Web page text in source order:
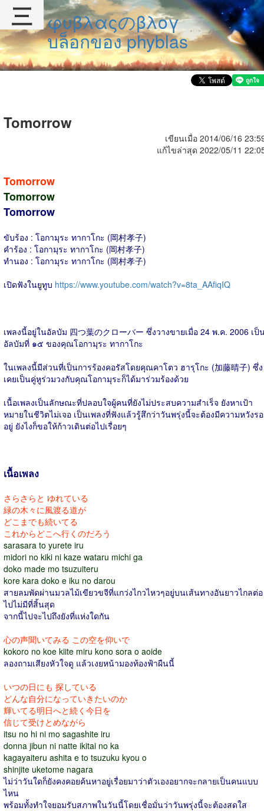
φυβλαςのβλογ
บล็อกของ phyblas
Tomorrow
เขียนเมื่อ 2014/06/16
แก้ไขล่าสุด 2022/05/11
Tomorrow
Tomorrow
Tomorrow
ขับร้อง : โอกามุระ ทากาโกะ (岡村孝子)
คำร้อง : โอกามุระ ทากาโกะ (岡村孝子)
ทำนอง : โอกามุระ ทากาโกะ (岡村孝子)
เปิดฟังในยูทูบ https://www.youtube.com/watch?v=8ta_AAfiqIQ
เพลงนี้อยู่ในอัลบัม 四つ葉のクローバー ซึ่งวางขายเมื่อ 24 พ.ค. 2006 เป็
อัลบัมที่ ๑๕ ของคุณโอกามุระ ทากาโกะ
ในเพลงนี้มีส่วนที่เป็นการร้องคอรัสโดยคุณคาโตว ฮารุโกะ (加藤晴子) ซึ่ง
เคยเป็นคู่หูร่วมวงกับคุณโอกามุระก็ได้มาร่วมร้องด้วย
เนื้อเพลงเป็นลักษณะที่ปลอบใจผู้คนที่ยังไม่ประสบความสำเร็จ ยังหาเป้า
หมายในชีวิตไม่เจอ เป็นเพลงที่ฟังแล้วรู้สึกว่าวันพรุ่งนี้จะต้องมีความหวังรอ
อยู่ ยังไงก็ขอให้ก้าวเดินต่อไปเรื่อยๆ
เนื้อเพลง
さらさらと ゆれている
緑の木々に風渡る道が
どこまでも続いてる
これからどこへ行くのだろう
sarasara to yurete iru
midori no kiki ni kaze wataru michi ga
doko made mo tsuzuiteru
kore kara doko e iku no darou
สายลมพัดผ่านมวลไม้เขียวขจีที่แกว่งไกวไหวๆอยู่บนเส้นทางอันยาวไกลต่อ
ไปไม่มีที่สิ้นสุด
จากนี้ไปจะไปถึงยังที่แห่งใดกัน
心の声聞いてみる この空を仰いで
kokoro no koe kiite miru kono sora o aoide
ลองถามเสียงหัวใจดู แล้วเงยหน้ามองท้องฟ้าผืนนี้
いつの日にも 探している
どんな自分になっていきたいのか
輝いてる明日へと続く今日を
信じて受けとめながら
itsu no hi ni mo sagashite iru
donna jibun ni natte ikitai no ka
kagayaiteru ashita e to tsuzuku kyou o
shinjite uketome nagara
ไม่ว่าวันใดก็ยังคงคอยค้นหาอยู่เรื่อยมาว่าตัวเองอยากจะกลายเป็นคนแบบ
ไหน
พร้อมทั้งทำใจยอมรับสภาพในวันนี้โดยเชื่อมั่นว่าวันพรุ่งนี้จะต้องสดใส
三